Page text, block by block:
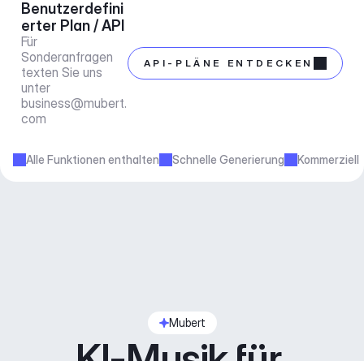
Benutzerdefini
erter Plan / API
Für
Sonderanfragen
texten Sie uns
business@mubert.
com
API-PLÄNE ENTDECKEN
Alle Funktionen enthalten Schnelle Generierung
Mubert